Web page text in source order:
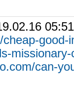
good-
can-